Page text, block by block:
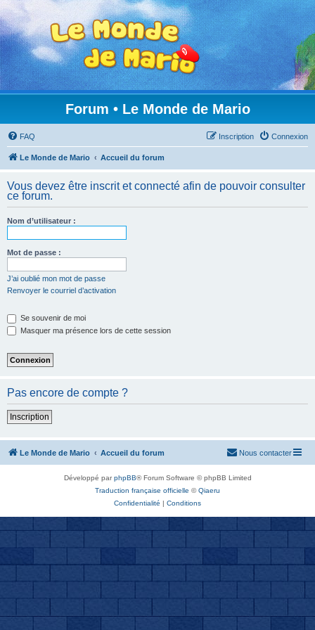
Forum • Le Monde de Mario
FAQ Connexion
Inscription
Le Monde de Mario Accueil du forum
Vous devez être inscrit et connecté afin de pouvoir consulter
ce forum.
Nom d’utilisateur :
Mot de passe :
J’ai oublié mon mot de passe
Renvoyer le courriel d’activation
Se souvenir de moi
Masquer ma présence lors de cette session
Pas encore de compte ?
Inscription
Le Monde de Mario Accueil du forum Nous contacter
Développé parphpBB® Forum Software © phpBB Limited
Traduction française officielle ©Qiaeru
Confidentialité | Conditions